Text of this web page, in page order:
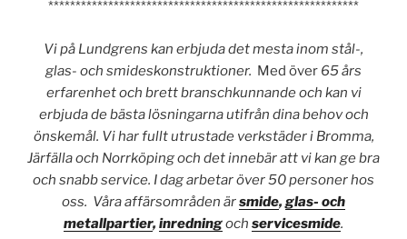
*********************************************************
Vi på Lundgrens kan erbjuda det mesta inom stål-,
glas- och smideskonstruktioner. Med över 65 års
erfarenhet och brett branschkunnande och kan vi
erbjuda de bästa lösningarna utifrån dina behov och
önskemål. Vi har fullt utrustade verkstäder i Bromma,
Järfälla och Norrköping och det innebär att vi kan ge bra
och snabb service. I dag arbetar över 50 personer hos
oss. Våra affärsområden ärsmide, glas- och
metallpartier, inredningoch servicesmide.